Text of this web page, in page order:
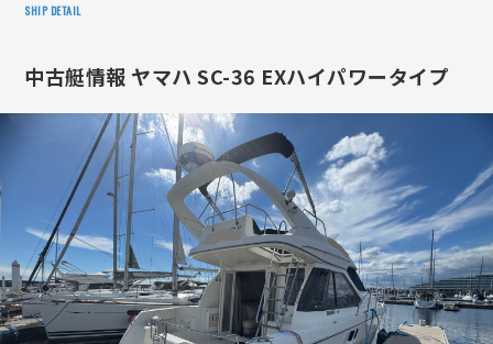
SHIP DETAIL
中古艇情報 ヤマハ SC-36 EXハイパワータイプ